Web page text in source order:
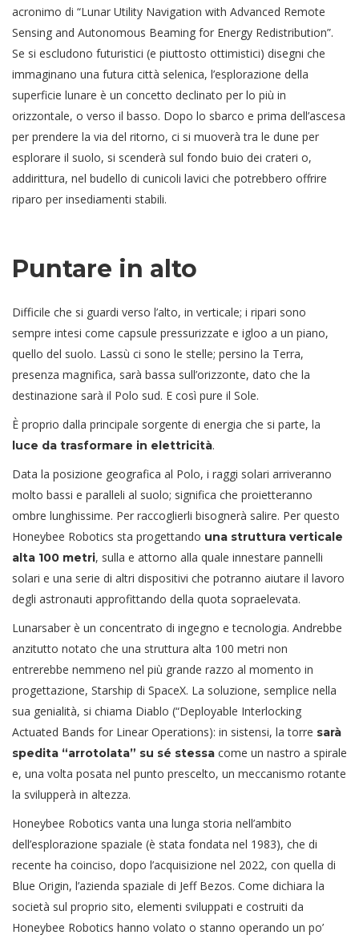
acronimo di “Lunar Utility Navigation with Advanced Remote
Sensing and Autonomous Beaming for Energy Redistribution”.
Se si escludono futuristici (e piuttosto ottimistici) disegni che
immaginano una futura città selenica, l’esplorazione della
superficie lunare è un concetto declinato per lo più in
orizzontale, o verso il basso. Dopo lo sbarco e prima dell’ascesa
per prendere la via del ritorno, ci si muoverà tra le dune per
esplorare il suolo, si scenderà sul fondo buio dei crateri o,
addirittura, nel budello di cunicoli lavici che potrebbero offrire
riparo per insediamenti stabili.
Puntare in alto
Difficile che si guardi verso l’alto, in verticale; i ripari sono
sempre intesi come capsule pressurizzate e igloo a un piano,
quello del suolo. Lassù ci sono le stelle; persino la Terra,
presenza magnifica, sarà bassa sull’orizzonte, dato che la
destinazione sarà il Polo sud. E così pure il Sole.
È proprio dalla principale sorgente di energia che si parte, la
luce da trasformare in elettricità.
Data la posizione geografica al Polo, i raggi solari arriveranno
molto bassi e paralleli al suolo; significa che proietteranno
ombre lunghissime. Per raccoglierli bisognerà salire. Per questo
Honeybee Robotics sta progettando una struttura verticale
alta 100 metri, sulla e attorno alla quale innestare pannelli
solari e una serie di altri dispositivi che potranno aiutare il lavoro
degli astronauti approfittando della quota sopraelevata.
Lunarsaber è un concentrato di ingegno e tecnologia. Andrebbe
anzitutto notato che una struttura alta 100 metri non
entrerebbe nemmeno nel più grande razzo al momento in
progettazione, Starship di SpaceX. La soluzione, semplice nella
sua genialità, si chiama Diablo (“Deployable Interlocking
Actuated Bands for Linear Operations): in sistensi, la torre sarà
spedita “arrotolata” su sé stessa come un nastro a spirale
e, una volta posata nel punto prescelto, un meccanismo rotante
la svilupperà in altezza.
Honeybee Robotics vanta una lunga storia nell’ambito
dell’esplorazione spaziale (è stata fondata nel 1983), che di
recente ha coinciso, dopo l’acquisizione nel 2022, con quella di
Blue Origin, l’azienda spaziale di Jeff Bezos. Come dichiara la
società sul proprio sito, elementi sviluppati e costruiti da
Honeybee Robotics hanno volato o stanno operando un po’